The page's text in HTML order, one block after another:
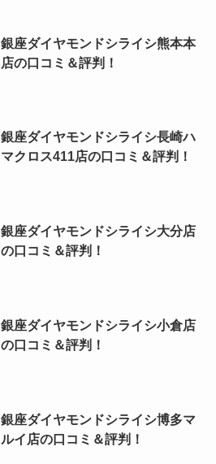
銀座ダイヤモンドシライシ熊本本
店の口コミ＆評判！
銀座ダイヤモンドシライシ長崎ハ
マクロス411店の口コミ＆評判！
銀座ダイヤモンドシライシ大分店
の口コミ＆評判！
銀座ダイヤモンドシライシ小倉店
の口コミ＆評判！
銀座ダイヤモンドシライシ博多マ
ルイ店の口コミ＆評判！